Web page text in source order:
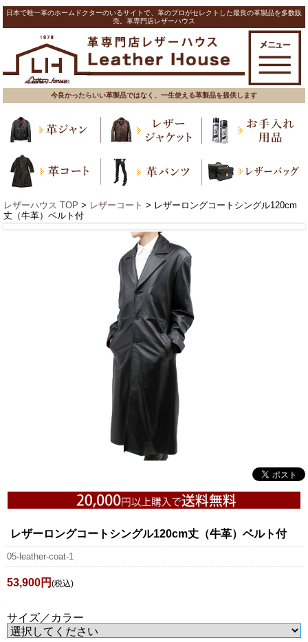
日本で唯一革のホームドクターのいるサイトで、革のプロがセレクトした最良の革製品を多数販
売。革専門店レザーハウス
今良かったらいい革製品ではなく、一生使える革製品を提供します
レザーハウス TOP > レザーコート > レザーロングコートシングル120cm
丈（牛革）ベルト付
レザーロングコートシングル120cm丈（牛革）ベルト付
05-leather-coat-1
53,900円 (税込)
サイズ／カラー